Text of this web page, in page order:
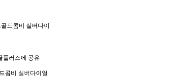
콤비 실버다이얼